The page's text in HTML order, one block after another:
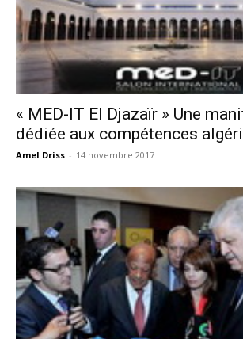
« MED-IT El Djazaïr » Une
dédiée aux compétences
Amel Driss - 14 novembre 2017